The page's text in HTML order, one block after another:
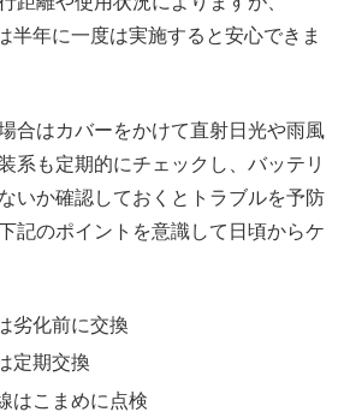
半年に一度は実施すると安心できま
合はカバーをかけて直射日光や雨風
系も定期的にチェックし、バッテリ
いか確認しておくとトラブルを予防
記のポイントを意識して日頃からケ
劣化前に交換
定期交換
はこまめに点検